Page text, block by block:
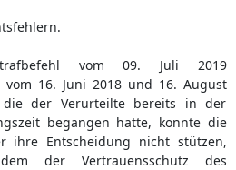
vom 09. Juli 2019
vom 16. Juni 2018 und 16. August
der Verurteilte bereits in der
begangen hatte, konnte die
ihre Entscheidung nicht stützen,
der Vertrauensschutz des